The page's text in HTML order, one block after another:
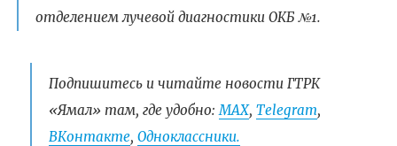
отделением лучевой диагностики ОКБ №1.
Подпишитесь и читайте новости ГТРК
«Ямал» там, где удобно: МАХ, Telegram,
ВКонтакте, Одноклассники.